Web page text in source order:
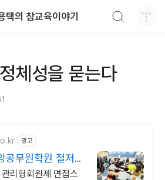
택의 참교육이야기
체성을 묻는다
광고
무원학원 철저한
템
리형회원제 면접스